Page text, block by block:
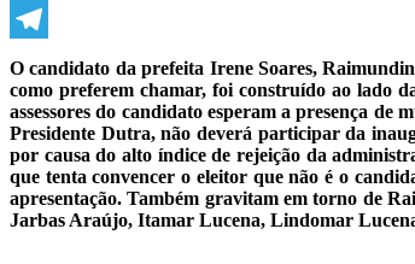
WhatsApp
Telegram
O candidato da prefeita Irene Soares,
como preferem chamar, foi construído ao lado
assessores do candidato esperam a presença
Presidente Dutra, não deverá participar da
por causa do alto índice de rejeição da
que tenta convencer o eleitor que não é o
apresentação. Também gravitam em torno de
Jarbas Araújo, Itamar Lucena, Lindomar